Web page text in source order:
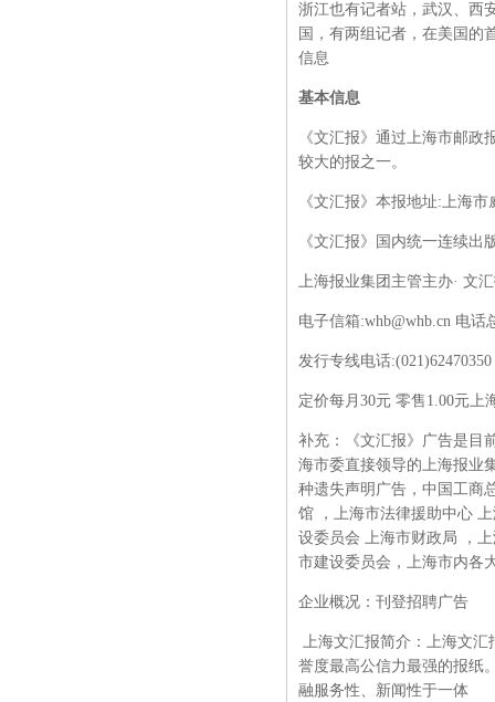
浙江也有记者站，武汉、西
国，有两组记者，在美国的
信息
基本信息
《文汇报》通过上海市邮
较大的报之一。
《文汇报》本报地址:上海市
《文汇报》国内统一连续出
上海报业集团主管主办· 文
电子信箱:whb@whb.cn 电话
发行专线电话:(021)62470350
定价每月 30元 零售1.00元上
补充：《文汇报》广告是目
海市委直接领导的上海报业
种遗失声明广告，中国工商
馆
，上海市法律援助中心
设委员会 上海市财政局
，
市建设委员会，上海市内各
企业概况：刊登招聘广告
上海文汇报简介：上海文
誉度最高公信力最强的报纸
融服务性、新闻性于一体